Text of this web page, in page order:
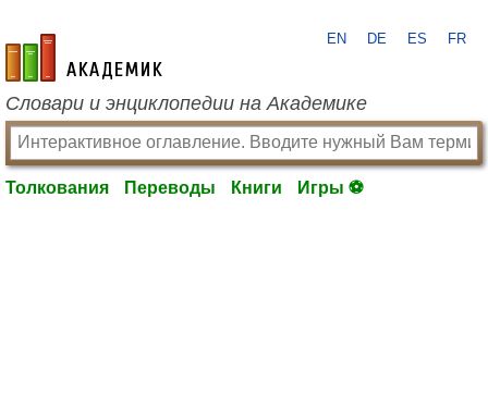
academic.ru
EN DE ES FR
Словари и энциклопедии на Академике
Толкования Переводы Книги Игры ⚽